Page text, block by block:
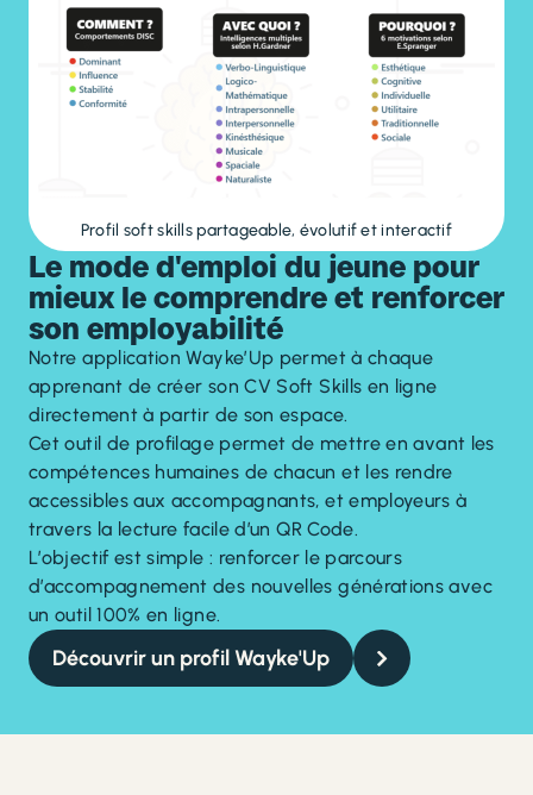
Profil soft skills partageable, évolutif et interactif
Le mode d'emploi du jeune pour
mieux le comprendre et renforcer
son employabilité
Notre application Wayke’Up permet à chaque
apprenant de créer son CV Soft Skills en ligne
directement à partir de son espace.
Cet outil de profilage permet de mettre en avant les
compétences humaines de chacun et les rendre
accessibles aux accompagnants, et employeurs à
travers la lecture facile d’un QR Code.
L’objectif est simple : renforcer le parcours
d’accompagnement des nouvelles générations avec
un outil 100% en ligne.
Découvrir un profil Wayke'Up